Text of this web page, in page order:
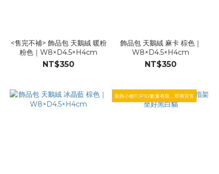
<售完不補> 飾品包 天鵝絨 暖粉
粉色｜W8×D4.5×H4cm
NT$350
飾品包 天鵝絨 麻卡 棕色｜
W8×D4.5×H4cm
NT$350
裝飾小物TOP10/數量有限，即將完售